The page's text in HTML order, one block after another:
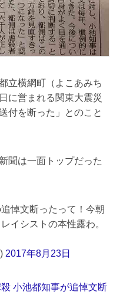
立横網町（よこあみち
に営まれる関東大震災
付を断った」とのこと
聞は一面トップだった
悼文断ったって！今朝
イシストの本性露わ。
2017年8月23日
小池都知事が追悼文断